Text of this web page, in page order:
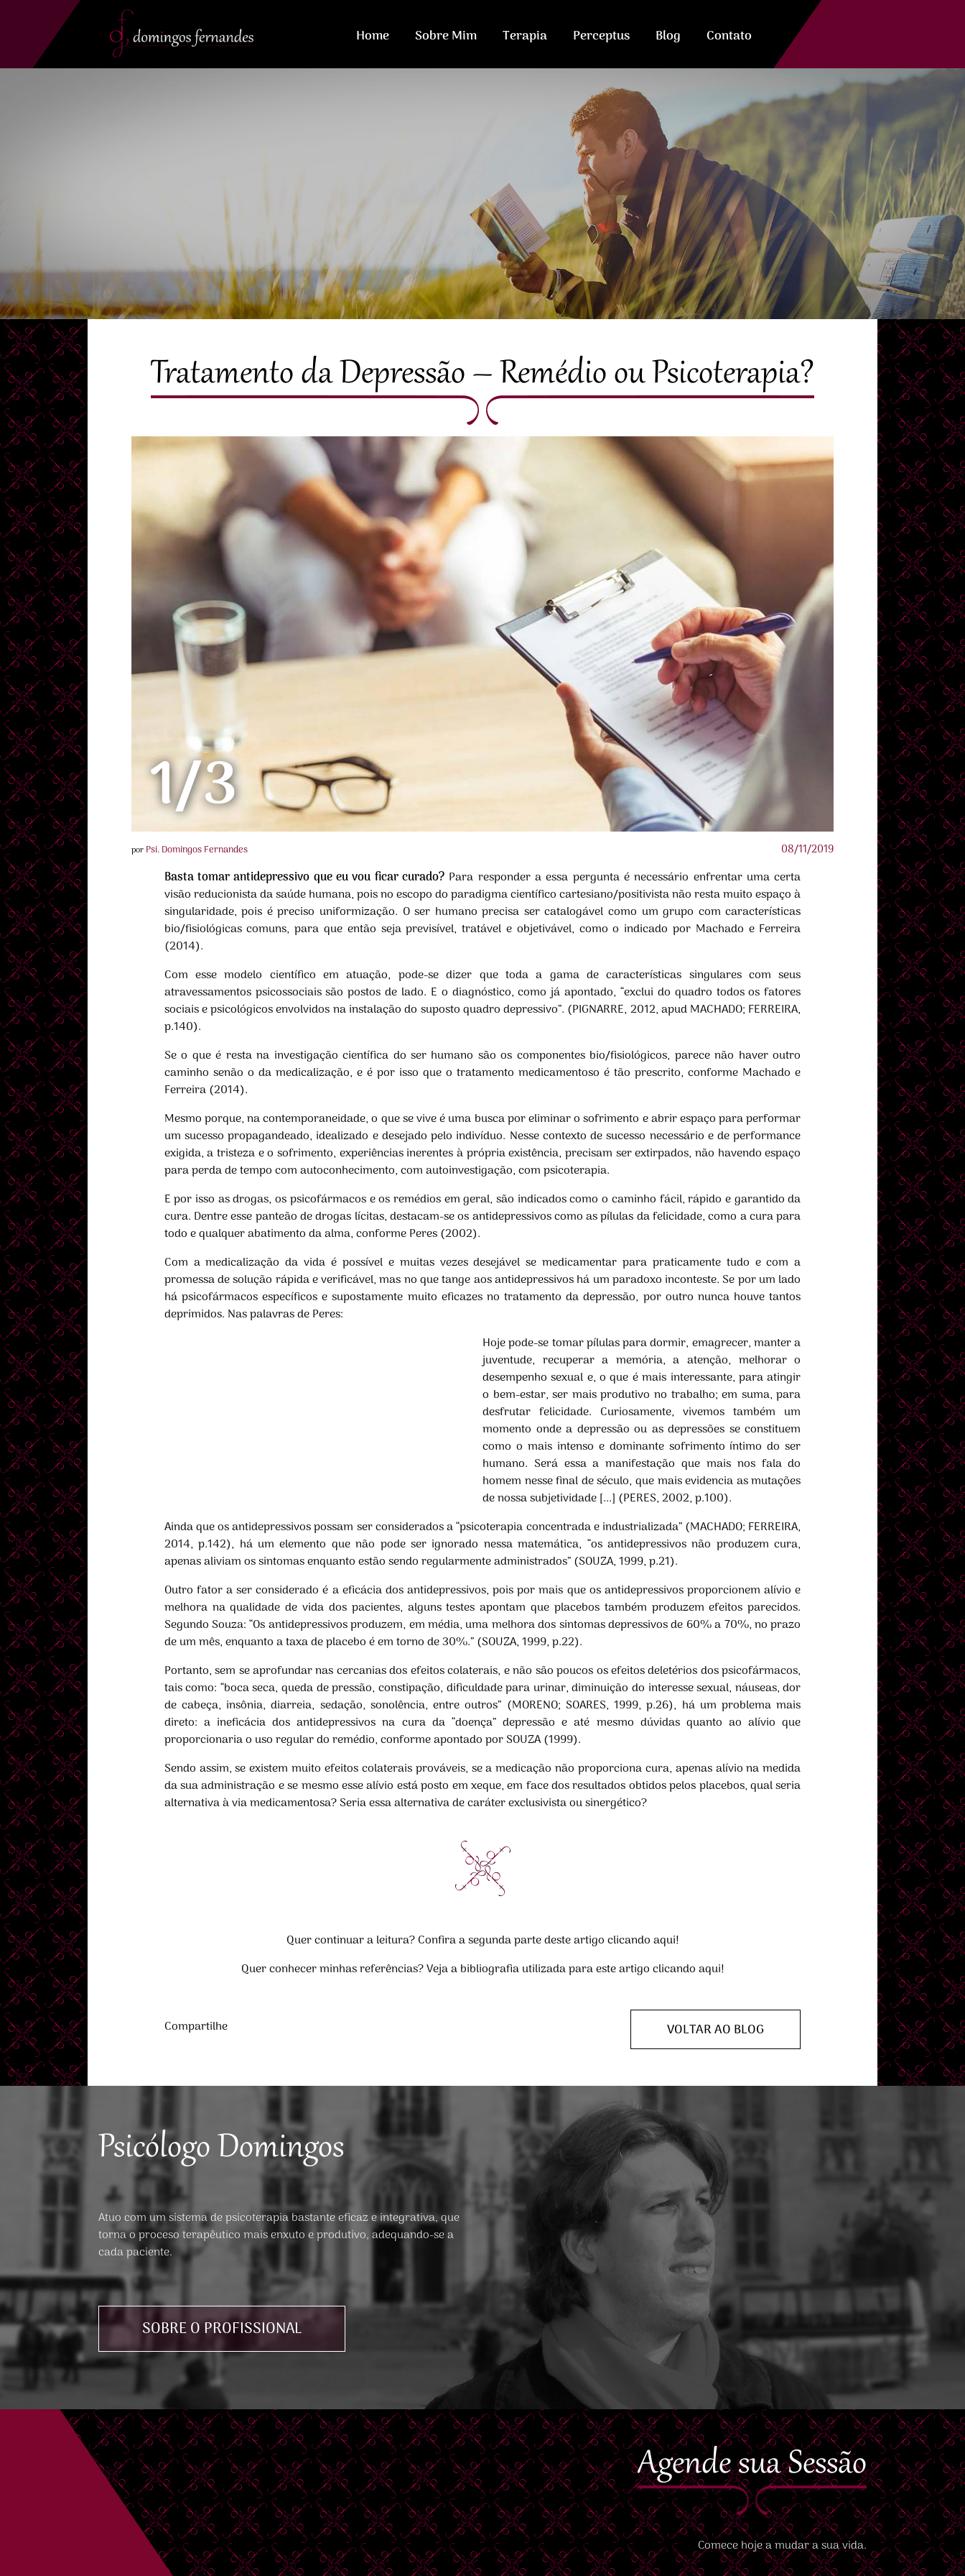
Home Sobre Mim Terapia Perceptus Blog Contato
Tratamento da Depressão – Remédio ou Psicoterapia?
1/3
por Psi. Domingos Fernandes 08/11/2019
Basta tomar antidepressivo que eu vou ficar curado? Para responder a essa pergunta é necessário enfrentar uma certa
visão reducionista da saúde humana, pois no escopo do paradigma científico cartesiano/positivista não resta muito espaço à
singularidade, pois é preciso uniformização. O ser humano precisa ser catalogável como um grupo com características
bio/fisiológicas comuns, para que então seja previsível, tratável e objetivável, como o indicado por Machado e Ferreira
(2014).
Com esse modelo científico em atuação, pode-se dizer que toda a gama de características singulares com seus
atravessamentos psicossociais são postos de lado. E o diagnóstico, como já apontado, “exclui do quadro todos os fatores
sociais e psicológicos envolvidos na instalação do suposto quadro depressivo”. (PIGNARRE, 2012, apud MACHADO; FERREIRA,
p.140).
Se o que é resta na investigação científica do ser humano são os componentes bio/fisiológicos, parece não haver outro
caminho senão o da medicalização, e é por isso que o tratamento medicamentoso é tão prescrito, conforme Machado e
Ferreira (2014).
Mesmo porque, na contemporaneidade, o que se vive é uma busca por eliminar o sofrimento e abrir espaço para performar
um sucesso propagandeado, idealizado e desejado pelo indivíduo. Nesse contexto de sucesso necessário e de performance
exigida, a tristeza e o sofrimento, experiências inerentes à própria existência, precisam ser extirpados, não havendo espaço
para perda de tempo com autoconhecimento, com autoinvestigação, com psicoterapia.
E por isso as drogas, os psicofármacos e os remédios em geral, são indicados como o caminho fácil, rápido e garantido da
cura. Dentre esse panteão de drogas lícitas, destacam-se os antidepressivos como as pílulas da felicidade, como a cura para
todo e qualquer abatimento da alma, conforme Peres (2002).
Com a medicalização da vida é possível e muitas vezes desejável se medicamentar para praticamente tudo e com a
promessa de solução rápida e verificável, mas no que tange aos antidepressivos há um paradoxo inconteste. Se por um lado
há psicofármacos específicos e supostamente muito eficazes no tratamento da depressão, por outro nunca houve tantos
deprimidos. Nas palavras de Peres:
Hoje pode-se tomar pílulas para dormir, emagrecer, manter a
juventude, recuperar a memória, a atenção, melhorar o
desempenho sexual e, o que é mais interessante, para atingir
o bem-estar, ser mais produtivo no trabalho; em suma, para
desfrutar felicidade. Curiosamente, vivemos também um
momento onde a depressão ou as depressões se constituem
como o mais intenso e dominante sofrimento íntimo do ser
humano. Será essa a manifestação que mais nos fala do
homem nesse final de século, que mais evidencia as mutações
de nossa subjetividade [...] (PERES, 2002, p.100).
Ainda que os antidepressivos possam ser considerados a “psicoterapia concentrada e industrializada” (MACHADO; FERREIRA,
2014, p.142), há um elemento que não pode ser ignorado nessa matemática, “os antidepressivos não produzem cura,
apenas aliviam os sintomas enquanto estão sendo regularmente administrados” (SOUZA, 1999, p.21).
Outro fator a ser considerado é a eficácia dos antidepressivos, pois por mais que os antidepressivos proporcionem alívio e
melhora na qualidade de vida dos pacientes, alguns testes apontam que placebos também produzem efeitos parecidos.
Segundo Souza: “Os antidepressivos produzem, em média, uma melhora dos sintomas depressivos de 60% a 70%, no prazo
de um mês, enquanto a taxa de placebo é em torno de 30%.” (SOUZA, 1999, p.22).
Portanto, sem se aprofundar nas cercanias dos efeitos colaterais, e não são poucos os efeitos deletérios dos psicofármacos,
tais como: “boca seca, queda de pressão, constipação, dificuldade para urinar, diminuição do interesse sexual, náuseas, dor
de cabeça, insônia, diarreia, sedação, sonolência, entre outros” (MORENO; SOARES, 1999, p.26), há um problema mais
direto: a ineficácia dos antidepressivos na cura da “doença” depressão e até mesmo dúvidas quanto ao alívio que
proporcionaria o uso regular do remédio, conforme apontado por SOUZA (1999).
Sendo assim, se existem muito efeitos colaterais prováveis, se a medicação não proporciona cura, apenas alívio na medida
da sua administração e se mesmo esse alívio está posto em xeque, em face dos resultados obtidos pelos placebos, qual seria
alternativa à via medicamentosa? Seria essa alternativa de caráter exclusivista ou sinergético?
Quer continuar a leitura?Confira a segunda parte deste artigo clicando aqui!
Quer conhecer minhas referências?Veja a bibliografia utilizada para este artigo clicando aqui!
Compartilhe VOLTAR AO BLOG
Psicólogo Domingos
Atuo com um sistema de psicoterapia bastante eficaz e integrativa, que
torna o proceso terapêutico mais enxuto e produtivo, adequando-se a
cada paciente.
SOBRE O PROFISSIONAL
Agende sua Sessão
Comece hoje a mudar a sua vida.